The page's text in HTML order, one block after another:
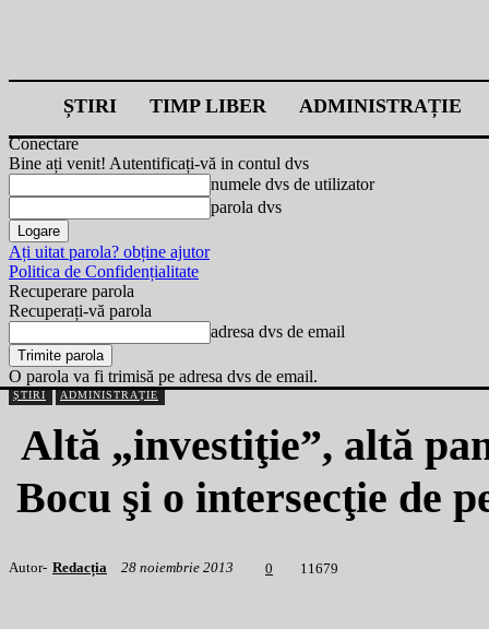
ȘTIRI TIMP LIBER ADMINISTRAȚIE
Conectare
Bine ați venit! Autentificați-vă in contul dvs
numele dvs de utilizator
parola dvs
Ați uitat parola? obține ajutor
Politica de Confidențialitate
Recuperare parola
Recuperați-vă parola
adresa dvs de email
O parola va fi trimisă pe adresa dvs de email.
ȘTIRI ADMINISTRAȚIE
Altă „investiţie”, altă
Bocu şi o intersecţie de
Autor- Redacția 28 noiembrie 2013 0 1 1679